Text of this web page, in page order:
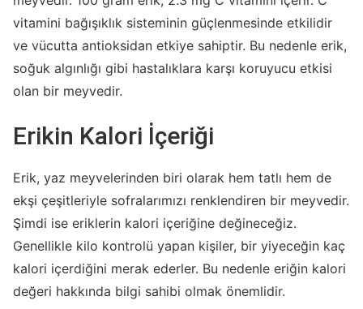
vitamini bağışıklık sisteminin güçlenmesinde etkilidir
ve vücutta antioksidan etkiye sahiptir. Bu nedenle erik,
soğuk algınlığı gibi hastalıklara karşı koruyucu etkisi
olan bir meyvedir.
Erikin Kalori İçeriği
Erik, yaz meyvelerinden biri olarak hem tatlı hem de
ekşi çeşitleriyle sofralarımızı renklendiren bir meyvedir.
Şimdi ise eriklerin kalori içeriğine değineceğiz.
Genellikle kilo kontrolü yapan kişiler, bir yiyeceğin kaç
kalori içerdiğini merak ederler. Bu nedenle eriğin kalori
değeri hakkında bilgi sahibi olmak önemlidir.